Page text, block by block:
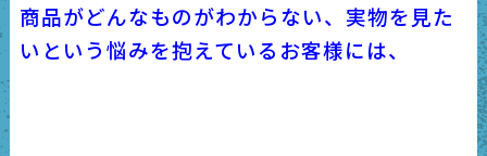
商品がどんなものがわからない、実物を見た
いという悩みを抱えているお客様には、